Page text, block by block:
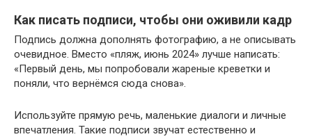
Как писать подписи, чтобы они оживили кадр
Подпись должна дополнять фотографию, а не описывать
очевидное. Вместо «пляж, июнь 2024» лучше написать:
«Первый день, мы попробовали жареные креветки и
поняли, что вернёмся сюда снова».
Используйте прямую речь, маленькие диалоги и личные
впечатления. Такие подписи звучат естественно и